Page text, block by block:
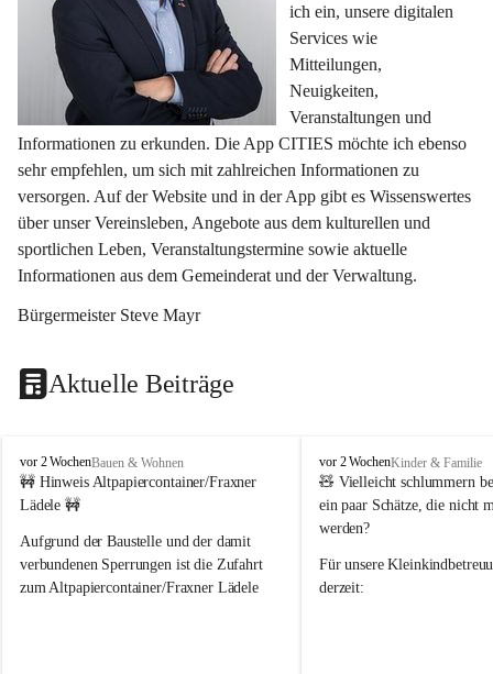
ich ein, unsere digitalen
Services wie
Mitteilungen,
Neuigkeiten,
Veranstaltungen und
Informationen zu erkunden. Die App CITIES möchte ich ebenso
sehr empfehlen, um sich mit zahlreichen Informationen zu
versorgen. Auf der Website und in der App gibt es Wissenswertes
über unser Vereinsleben, Angebote aus dem kulturellen und
sportlichen Leben, Veranstaltungstermine sowie aktuelle
Informationen aus dem Gemeinderat und der Verwaltung.
Bürgermeister Steve Mayr
Aktuelle Beiträge
F
r
a
e
r
n
vor 2 WochenBauen & Wohnen
🚧 Hinweis Altpapiercontainer/Fraxner
Lädele 🚧
Aufgrund der Baustelle und der damit
verbundenen Sperrungen ist die Zufahrt
zum Altpapiercontainer/Fraxner Lädele
F
r
a
x
r
n
vor 2 WochenKinder & Familie
🧸 Vielleicht schlummern
ein paar Schätze, die nicht
werden?
Für unsere
derzeit: